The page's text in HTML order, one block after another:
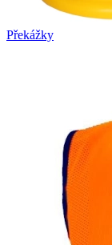
Překážky